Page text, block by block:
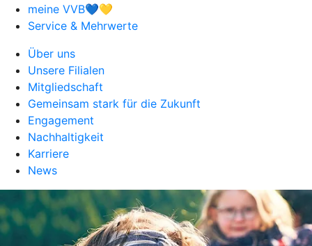
meine VVB💙💛
Service & Mehrwerte
Über uns
Unsere Filialen
Mitgliedschaft
Gemeinsam stark für die Zukunft
Engagement
Nachhaltigkeit
Karriere
News